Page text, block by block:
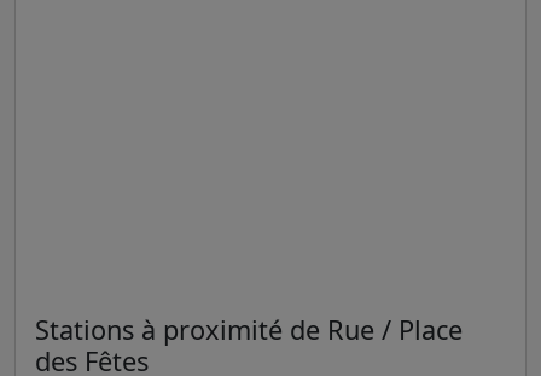
Stations à proximité de Rue / Place
des Fêtes